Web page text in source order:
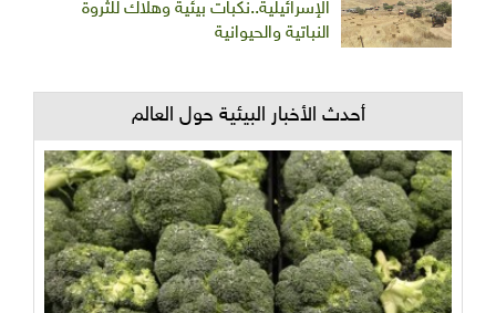
الإسرائيلية..نكبات بيئية وهلاك للثروة
النباتية والحيوانية
أحدث الأخبار البيئية حول العالم